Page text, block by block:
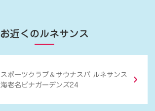
お近くのルネサンス
スポーツクラブ ＆ サウナスパ ルネサンス
海老名ビナガーデンズ24